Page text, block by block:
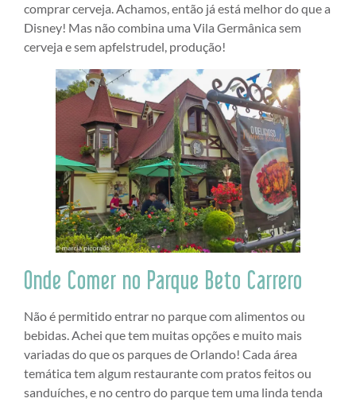
comprar cerveja. Achamos, então já está melhor do que a
Disney! Mas não combina uma Vila Germânica sem
cerveja e sem apfelstrudel, produção!
Onde Comer no Parque Beto Carrero
Não é permitido entrar no parque com alimentos ou
bebidas. Achei que tem muitas opções e muito mais
variadas do que os parques de Orlando! Cada área
temática tem algum restaurante com pratos feitos ou
sanduíches, e no centro do parque tem uma linda tenda